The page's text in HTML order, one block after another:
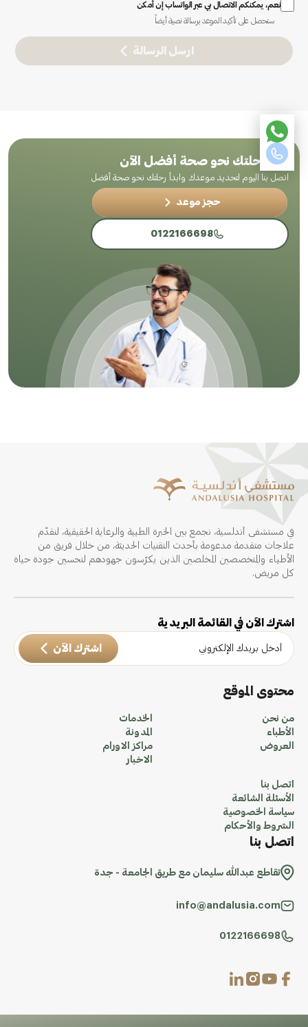
نعم، يمكنكم الاتصال بي عبر الواتساب إن أمكن
ستحصل على تأكيد الموعد برسالة نصية أيضاً
ارسل الرسالة
ابدأ رحلتك نحو صحة أفضل الآن
اتصل بنا اليوم لتحديد موعدك وابدأ رحلتك نحو صحة أفضل
حجز موعد
0122166698
في مستشفى أندلسية، نجمع بين الخبرة الطبية والرعاية الحقيقية، لنقدّم
علاجات متقدمة مدعومة بأحدث التقنيات الحديثة، من خلال فريق من
الأطباء والمتخصصين المخلصين الذين يكرّسون جهودهم لتحسين جودة حياة
كل مريض.
اشترك الآن في القائمة البريدية
اشترك الآن
محتوى الموقع
من نحن
الأطباء
العروض
الخدمات
المدونة
مراكز الاورام
الاخبار
اتصل بنا
الأسئلة الشائعة
سياسة الخصوصية
الشروط والأحكام
اتصل بنا
تقاطع عبدالله سليمان مع طريق الجامعة - جدة
info@andalusia.com
0122166698